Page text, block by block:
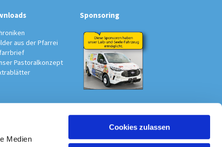
Medien
Cookies zulassen
aus der Pfarrei
Pastoralkonzept
Sponsoring
Südwest